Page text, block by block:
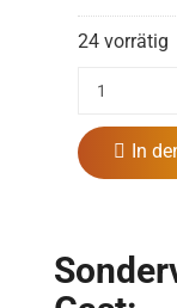
24 vorrätig
In